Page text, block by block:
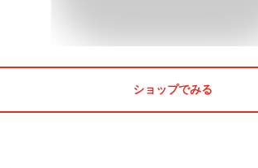
ショップでみる